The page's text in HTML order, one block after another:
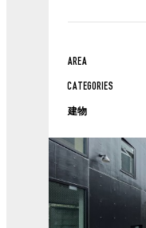
AREA
CATEGORIES
建物